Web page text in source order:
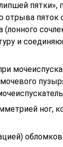
пятки»,
пяток
(лонного
и
ног,